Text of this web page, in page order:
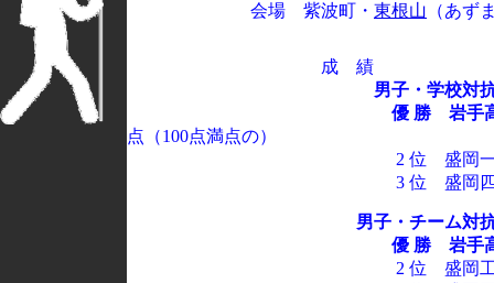
会場 紫波町・ 東根山 （あず
成 績
男子・学校対
優 勝 岩手
点（100点満点の）
2 位 盛岡一高
3 位 盛岡四高
男子・チーム対
優 勝 岩手
2 位 盛岡工業Ｃ2